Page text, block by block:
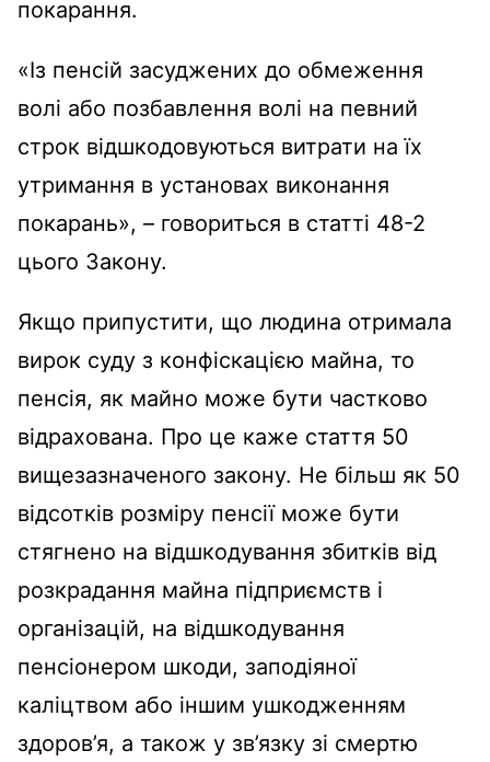
покарання.
«Із пенсій засуджених до обмеження
волі або позбавлення волі на певний
строк відшкодовуються витрати на їх
утримання в установах виконання
покарань», – говориться в статті 48-2
цього Закону.
Якщо припустити, що людина отримала
вирок суду з конфіскацією майна, то
пенсія, як майно може бути частково
відрахована. Про це каже стаття 50
вищезазначеного закону. Не більш як 50
відсотків розміру пенсії може бути
стягнено на відшкодування збитків від
розкрадання майна підприємств і
організацій, на відшкодування
пенсіонером шкоди, заподіяної
каліцтвом або іншим ушкодженням
здоров’я, а також у зв’язку зі смертю